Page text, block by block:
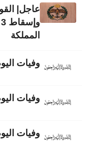
عاجل|
المملكة
وفيات اليوم
وفيات اليوم
وفيات اليوم